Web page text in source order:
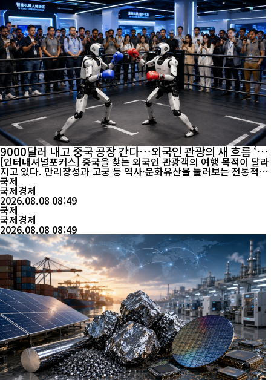
9000달러 내고 중국 공장 간다…외국인 관광의 새 흐름 ‘테
크 투어’
[인터내셔널포커스] 중국을 찾는 외국인 관광객의 여행 목적이 달라
지고 있다. 만리장성과 고궁 등 역사·문화유산을 둘러보는 전통적인
관광을 넘어 첨단 제조공장과 로봇, 전기차, 우주산업 현장을 직접
찾아가는 이른바 ‘테크 투어(科技游)’가 새로운 관광 콘텐츠로 떠오
르고 있다. 중국 당국에 따르면 2026년 상반기 중국에 입국한 외국
인은 2291만4000명으로 전년 동기보다 20.4% ...
국제
국제경제
2026.08.08 08:49
국제
국제경제
2026.08.08 08:49